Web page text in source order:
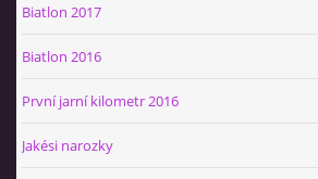
Biatlon 2017
Biatlon 2016
První jarní kilometr 2016
Jakési narozky